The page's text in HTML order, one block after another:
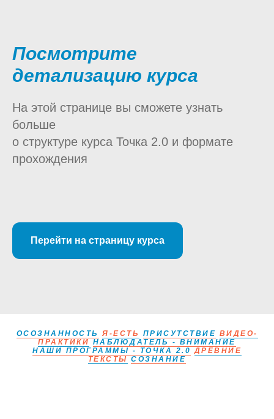
Посмотрите
детализацию курса
На этой странице вы сможете узнать
больше
о структуре курса Точка 2.0 и формате
прохождения
Перейти на страницу курса
ОСОЗНАННОСТЬ Я-ЕСТЬ ПРИСУТСТВИЕ ВИДЕО-
ПРАКТИКИ НАБЛЮДАТЕЛЬ - ВНИМАНИЕ
НАШИ ПРОГРАММЫ - ТОЧКА 2.0 ДРЕВНИЕ
ТЕКСТЫ СОЗНАНИЕ